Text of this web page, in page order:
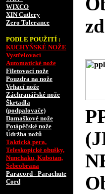
WIXCO
XIN Cutlery
Zero Tolerance
PODLE POUŽITÍ :
KUCHYŇSKÉ NOŽE
Vystřelovací
Automatické nože
Filetovací nože
Pouzdra na nože
Vrhací nože
Záchranářské nože
Škrtadla
(podpalovače)
Damaškové nože
Potápěčské nože
Údržba nožů
Taktická pera,
Teleskopické obušky,
Nunchaku, Kubotan,
Sebeobrana
Paracord - Parachute
Cord